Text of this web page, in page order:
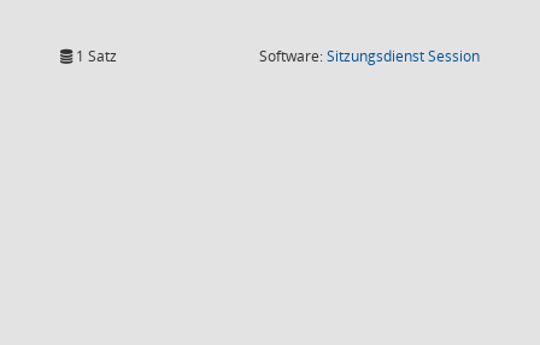
1 Satz Software:SitzungsdienstSession(Wird in